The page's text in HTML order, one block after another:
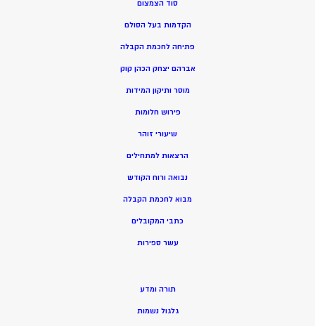
סוד הצמצום
הקדמות בעל הסולם
פתיחה לחכמת הקבלה
אברהם יצחק הכהן קוק
מוסר ותיקון המידות
פירוש חלומות
שיעורי זוהר
הרצאות למתחילים
נבואה ורוח הקודש
מבוא לחכמת הקבלה
כתבי המקובלים
עשר ספירות
תורה ומדע
גלגול נשמות